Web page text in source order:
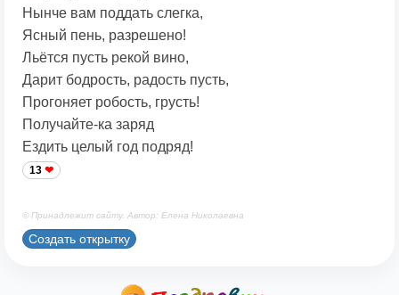
Нынче вам поддать слегка,
Ясный пень, разрешено!
Льётся пусть рекой вино,
Дарит бодрость, радость пусть,
Прогоняет робость, грусть!
Получайте-ка заряд
Ездить целый год подряд!
13
© Принадлежит сайту. Автор: Елена Николаевна
Создать открытку